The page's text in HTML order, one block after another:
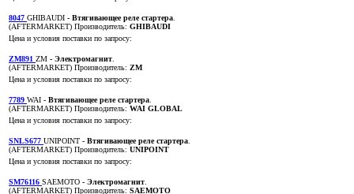
8047 GHIBAUDI - Втягивающее реле стартера.
(AFTERMARKET) Производитель: GHIBAUDI
Цена и условия поставки по запросу:
ZM891 ZM - Электромагнит.
(AFTERMARKET) Производитель: ZM
Цена и условия поставки по запросу:
7789 WAI - Втягивающее реле стартера.
(AFTERMARKET) Производитель: WAI GLOBAL
Цена и условия поставки по запросу:
SNLS677 UNIPOINT - Втягивающее реле стартера.
(AFTERMARKET) Производитель: UNIPOINT
Цена и условия поставки по запросу:
SM76116 SAEMOTO - Электромагнит.
(AFTERMARKET) Производитель: SAEMOTO